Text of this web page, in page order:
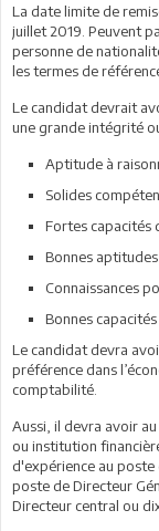
La date limite de
juillet 2019. Peuvent
personne de
les termes de
Le candidat devrait
une grande intégrité
Aptitude à
Solides
Fortes capacités
Bonnes
Connaissances
Bonnes
Le candidat devra
préférence dans
comptabilité.
Aussi, il devra avoir
ou institution
d'expérience au poste
poste de Directeur
Directeur central ou